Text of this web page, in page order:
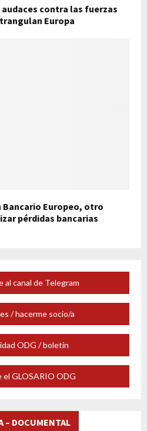
contra las fuerzas
Europa
Bancario Europeo, otro
pérdidas bancarias
al canal de Telegram
/ hacerme socio/a
ODG / boletín
el GLOSARIO ODG
– DOCUMENTAL